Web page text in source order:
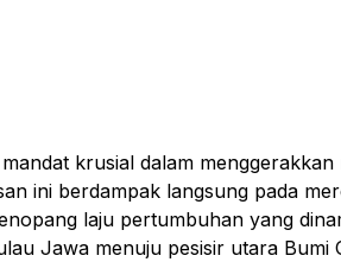
krusial dalam
ini berdampak langsung pada
laju pertumbuhan yang
Jawa menuju pesisir utara Bumi